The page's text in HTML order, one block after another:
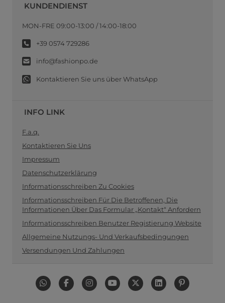
KUNDENDIENST
MON-FRE 09:00-13:00 / 14:00-18:00
+39 0574 729286
info@fashionpo.de
Kontaktieren Sie uns über WhatsApp
INFO LINK
F.a.q.
Kontaktieren Sie Uns
Impressum
Datenschutzerklärung
Informationsschreiben Zu Cookies
Informationsschreiben Für Die Betroffenen, Die
Informationen Über Das Formular „Kontakt“ Anfordern
Informationsschreiben Benutzer Registierung Website
Allgemeine Nutzungs- Und Verkaufsbedingungen
Versendungen Und Zahlungen